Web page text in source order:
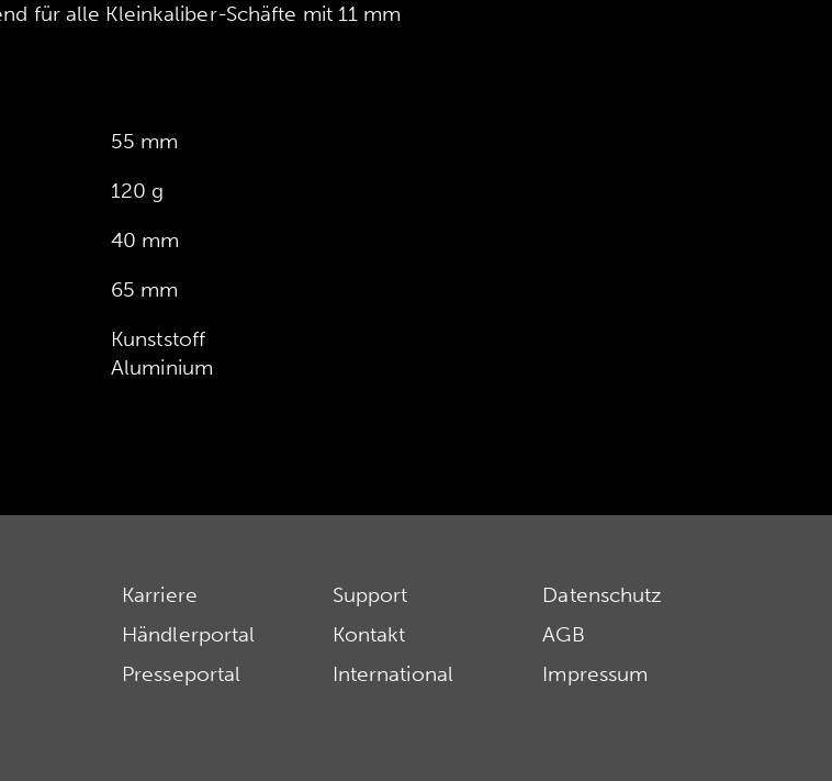
für alle Kleinkaliber-Schäfte mit 11 mm
55 mm
120 g
40 mm
65 mm
Kunststoff
Aluminium
Karriere
Händlerportal
Presseportal
Support
Kontakt
International
Datenschutz
AGB
Impressum